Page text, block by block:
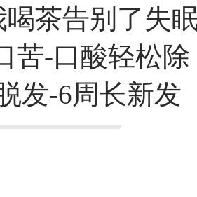
喝茶告别了失
苦-口酸轻松除
发-6周长新发